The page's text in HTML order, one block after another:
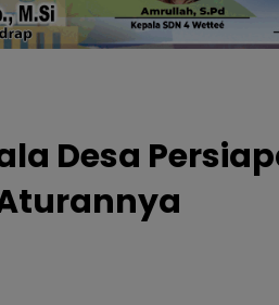
Desa